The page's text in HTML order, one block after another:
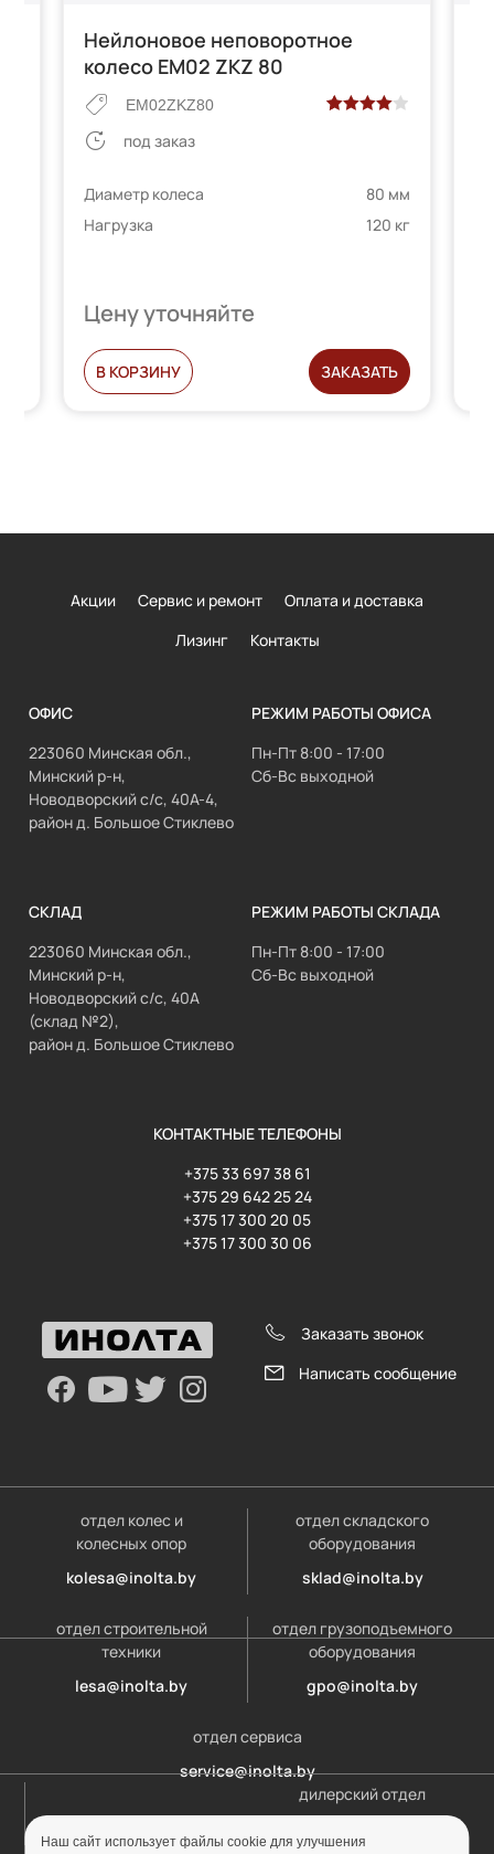
Нейлоновое неповоротное
колесо EM02 ZKZ 80
EM02ZKZ80
опроса
пользователей
под заказ
Диаметр колеса
80 мм
Нагрузка
120 кг
Цену уточняйте
В КОРЗИНУ ЗАКАЗАТЬ
Акции Сервис и ремонт
Оплата и доставка
Лизинг
Контакты
ОФИС
223060 Минская обл.,
Минский р-н,
Новодворский с/с, 40А-4,
район д. Большое Стиклево
РЕЖИМ РАБОТЫ ОФИСА
Пн-Пт 8:00 - 17:00
Сб-Вс выходной
СКЛАД
223060 Минская обл.,
Минский р-н,
Новодворский с/с, 40А
(склад №2),
район д. Большое Стиклево
РЕЖИМ РАБОТЫ СКЛАДА
Пн-Пт 8:00 - 17:00
Сб-Вс выходной
КОНТАКТНЫЕ ТЕЛЕФОНЫ
+375 33 697 38 61
+375 29 642 25 24
+375 17 300 20 05
+375 17 300 30 06
Заказать звонок
Написать сообщение
отдел колес и
колесных опор
kolesa@inolta.by
отдел складского
оборудования
sklad@inolta.by
отдел строительной
техники
lesa@inolta.by
отдел грузоподъемного
оборудования
gpo@inolta.by
отдел сервиса
service@inolta.by
дилерский отдел
Наш сайт использует файлы cookie для улучшения